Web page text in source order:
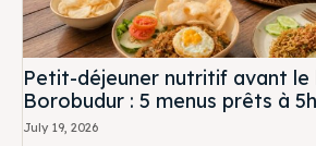
Petit-déjeuner nutritif avant le
Borobudur : 5 menus prêts à
July 19, 2026